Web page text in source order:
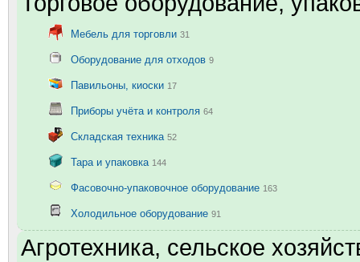
Мебель для торговли 31
Оборудование для отходов 9
Павильоны, киоски 17
Приборы учёта и контроля 64
Складская техника 52
Тара и упаковка 144
Фасовочно-упаковочное оборудование 163
Холодильное оборудование 91
Агротехника, сельское